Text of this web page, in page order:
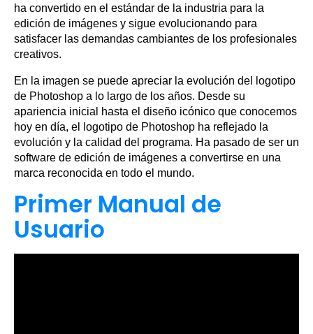
ha convertido en el estándar de la industria para la
edición de imágenes y sigue evolucionando para
satisfacer las demandas cambiantes de los profesionales
creativos.
En la imagen se puede apreciar la evolución del logotipo
de Photoshop a lo largo de los años. Desde su
apariencia inicial hasta el diseño icónico que conocemos
hoy en día, el logotipo de Photoshop ha reflejado la
evolución y la calidad del programa. Ha pasado de ser un
software de edición de imágenes a convertirse en una
marca reconocida en todo el mundo.
Primer Manual de
Usuario